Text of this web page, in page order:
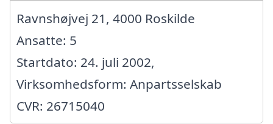
Ravnshøjvej 21, 4000 Roskilde
Ansatte: 5
Startdato: 24. juli 2002,
Virksomhedsform: Anpartsselskab
CVR: 26715040